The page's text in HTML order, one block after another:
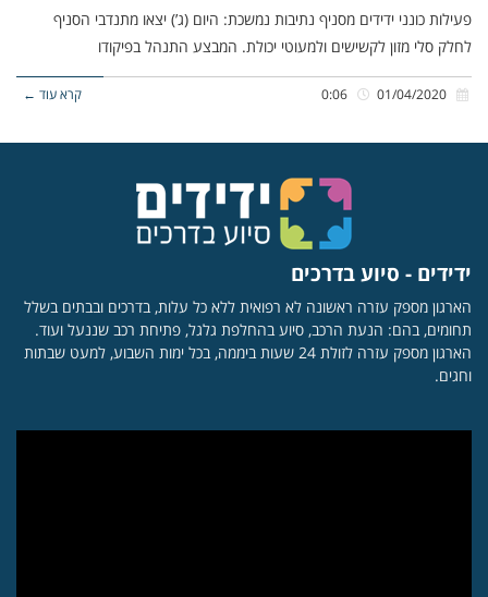
פעילות כונני ידידים מסניף נתיבות נמשכת: היום (ג’) יצאו מתנדבי הסניף
לחלק סלי מזון לקשישים ולמעוטי יכולת. המבצע התנהל בפיקודו
קרא עוד ←
ידידים - סיוע בדרכים
הארגון מספק עזרה ראשונה לא רפואית ללא כל עלות, בדרכים ובבתים בשלל
תחומים, בהם: הנעת הרכב, סיוע בהחלפת גלגל, פתיחת רכב שננעל ועוד.
הארגון מספק עזרה לזולת 24 שעות ביממה, בכל ימות השבוע, למעט שבתות
וחגים.